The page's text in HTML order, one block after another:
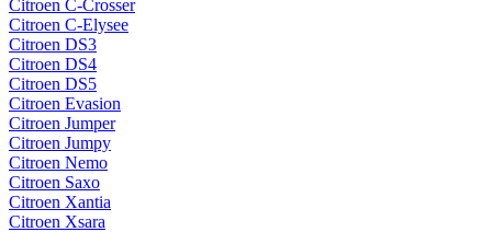
Citroen C-Crosser
Citroen C-Elysee
Citroen DS3
Citroen DS4
Citroen DS5
Citroen Evasion
Citroen Jumper
Citroen Jumpy
Citroen Nemo
Citroen Saxo
Citroen Xantia
Citroen Xsara